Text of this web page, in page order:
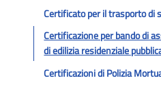
Certificato per il trasporto di
Certificazione per bando di
di edilizia residenziale
Certificazioni di Polizia